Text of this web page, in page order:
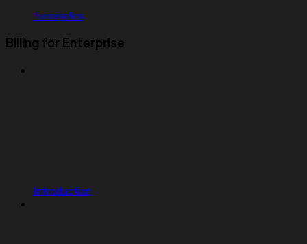
Templates
Billing for Enterprise
Introduction